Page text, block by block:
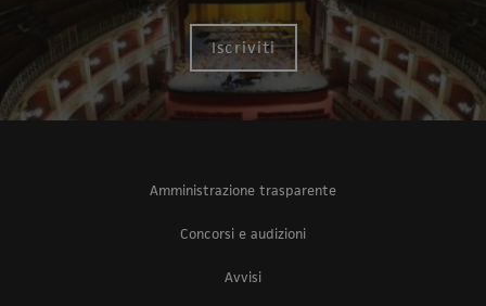
Iscriviti
Amministrazione trasparente
Concorsi e audizioni
Avvisi